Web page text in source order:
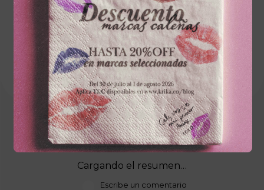
y Siliamina, polímeros de cuidado
revolucionarios autoorganizadores, que
acondicionan el cabello quebradizo y débil
aportándole densidad, suavidad, un cuidado
superior y brillo. La nueva fórmula low-odour
proporciona una experiencia en el salón
agradable sin olores. Esta fórmula, también,
incluye el Complejo Pro-Age con Colágeno y
Siliamina para un volumen visible y suavidad.
Cargando el resumen…
Escribe un comentario